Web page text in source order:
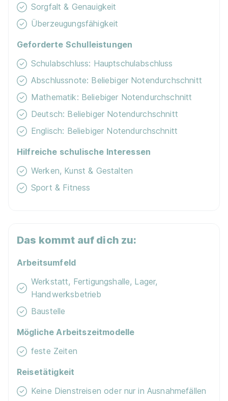
Sorgfalt & Genauigkeit
Überzeugungsfähigkeit
Geforderte Schulleistungen
Schulabschluss: Hauptschulabschluss
Abschlussnote: Beliebiger Notendurchschnitt
Mathematik: Beliebiger Notendurchschnitt
Deutsch: Beliebiger Notendurchschnitt
Englisch: Beliebiger Notendurchschnitt
Hilfreiche schulische Interessen
Werken, Kunst & Gestalten
Sport & Fitness
Das kommt auf dich zu:
Arbeitsumfeld
Werkstatt, Fertigungshalle, Lager,
Handwerksbetrieb
Baustelle
Mögliche Arbeitszeitmodelle
feste Zeiten
Reisetätigkeit
Keine Dienstreisen oder nur in Ausnahmefällen